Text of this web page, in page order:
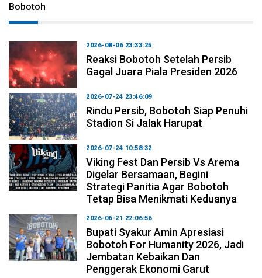
Bobotoh
2026-08-06 23:33:25
Reaksi Bobotoh Setelah Persib
Gagal Juara Piala Presiden 2026
2026-07-24 23:46:09
Rindu Persib, Bobotoh Siap Penuhi
Stadion Si Jalak Harupat
2026-07-24 10:58:32
Viking Fest Dan Persib Vs Arema
Digelar Bersamaan, Begini
Strategi Panitia Agar Bobotoh
Tetap Bisa Menikmati Keduanya
2026-06-21 22:06:56
Bupati Syakur Amin Apresiasi
Bobotoh For Humanity 2026, Jadi
Jembatan Kebaikan Dan
Penggerak Ekonomi Garut